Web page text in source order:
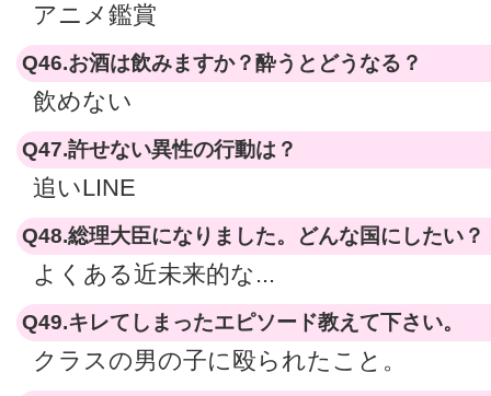
アニメ鑑賞
Q46.お酒は飲みますか？酔うとどうなる？
飲めない
Q47.許せない異性の行動は？
追いLINE
Q48.総理大臣になりました。どんな国にしたい？
よくある近未来的な...
Q49.キレてしまったエピソード教えて下さい。
クラスの男の子に殴られたこと。